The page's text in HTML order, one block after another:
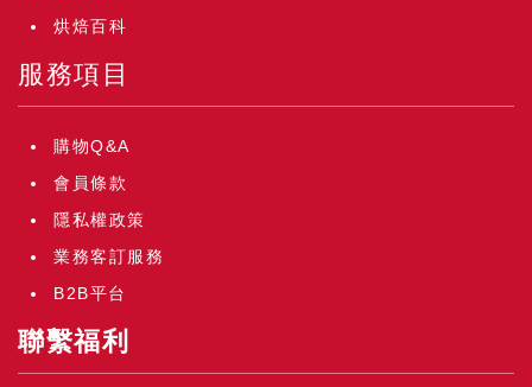
烘焙百科
服務項目
購物Q&A
會員條款
隱私權政策
業務客訂服務
B2B平台
聯繫福利